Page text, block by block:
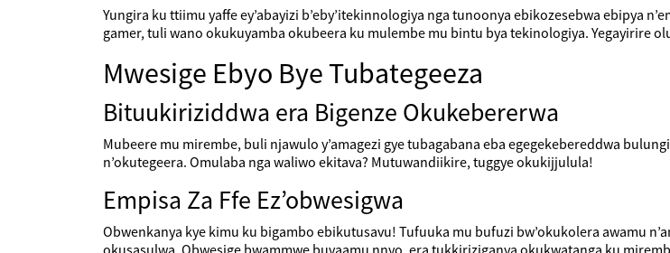
Yungira ku ttiimu yaffe ey’abayizi b’eby’itekinnologiya nga tunoonya ebikozesebwa ebipya
gamer, tuli wano okukuyamba okubeera ku mulembe mu bintu bya tekinologiya. Yegayirire
Mwesige Ebyo Bye Tubategeeza
Bituukiriziddwa era Bigenze Okukebererwa
Mubeere mu mirembe, buli njawulo y’amagezi gye tubagabana eba egegekebereddwa
n’okutegeera. Omulaba nga waliwo ekitava? Mutuwandiikire, tuggye okukijjulula!
Empisa Za Ffe Ez’obwesigwa
Obwenkanya kye kimu ku bigambo ebikutusavu! Tufuuka mu bufuzi bw’okukolera awamu
okusasulwa. Obwesige bwammwe buvaamu nnyo, era tukkiriziganya okukwatanga ku